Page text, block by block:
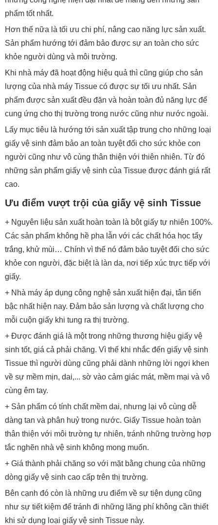
phẩm tốt nhất.
Hơn thế nữa là tối ưu chi phí, nâng cao năng lực sản xuất.
Sản phẩm hướng tới đảm bảo được sự an toàn cho sức
khỏe người dùng và môi trường.
Khi nhà máy đã hoạt động hiệu quả thì cũng giúp cho sản
lượng của nhà máy Tissue có được sự tối ưu nhất. Sản
phẩm được sản xuất đều đặn và hoàn toàn đủ năng lực để
cung ứng cho thị trường trong nước cũng như nước ngoài.
Lấy mục tiêu là hướng tới sản xuất tập trung cho những loại
giấy vệ sinh đảm bảo an toàn tuyệt đối cho sức khỏe con
người cũng như vô cùng thân thiện với thiên nhiên. Từ đó
những sản phẩm giấy vệ sinh của Tissue được đánh giá rất
cao.
Ưu điểm vượt trội của giấy vệ sinh Tissue
+ Nguyên liệu sản xuất hoàn toàn là bột giấy tự nhiên 100%.
Các sản phẩm không hề pha lẫn với các chất hóa học tẩy
trắng, khử mùi… Chính vì thế nó đảm bảo tuyệt đối cho sức
khỏe con người, đặc biệt là làn da, nơi tiếp xúc trực tiếp với
giấy.
+ Nhà máy áp dụng công nghệ sản xuất hiện đại, tân tiến
bậc nhất hiện nay. Đảm bảo sản lượng và chất lượng cho
mỗi cuộn giấy khi tung ra thị trường.
+ Được đánh giá là một trong những thương hiệu giấy vệ
sinh tốt, giá cả phải chăng. Vì thế khi nhắc đến giấy vệ sinh
Tissue thì người dùng cũng phải dành những lời ngợi khen
về sự mềm mịn, dai,... sờ vào cảm giác mát, mềm mại và vô
cùng êm tay.
+ Sản phẩm có tính chất mềm dai, nhưng lại vô cùng dễ
dàng tan và phân huỷ trong nước. Giấy Tissue hoàn toàn
thân thiện với môi trường tự nhiên, tránh những trường hợp
tắc nghẽn nhà vệ sinh không mong muốn.
+ Giá thành phải chăng so với mặt bằng chung của những
dòng giấy vệ sinh cao cấp trên thị trường.
Bên cạnh đó còn là những ưu điểm về sự tiện dụng cũng
như sự tiết kiệm để tránh đi những lãng phí không cần thiết
khi sử dụng loại giấy vệ sinh Tissue này.